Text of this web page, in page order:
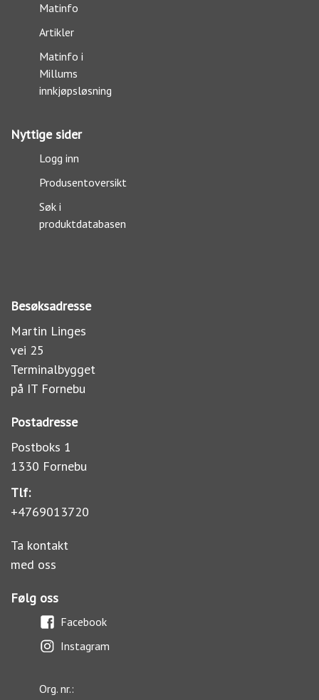
Matinfo
Artikler
Matinfo i
Millums
innkjøpsløsning
Nyttige sider
Logg inn
Produsentoversikt
Søk i
produktdatabasen
Besøksadresse
Martin Linges
vei 25
Terminalbygget
på IT Fornebu
Postadresse
Postboks 1
1330 Fornebu
Tlf:
+4769013720
Ta kontakt
med oss
Følg oss
Facebook
Instagram
Org. nr.: